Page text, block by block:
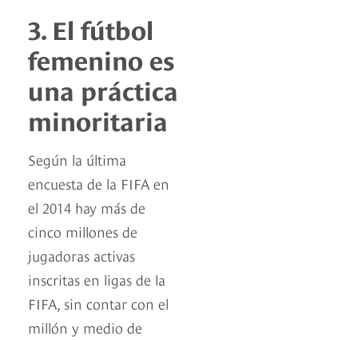
3. El fútbol
femenino es
una práctica
minoritaria
Según la última
encuesta de la FIFA en
el 2014 hay más de
cinco millones de
jugadoras activas
inscritas en ligas de la
FIFA, sin contar con el
millón y medio de